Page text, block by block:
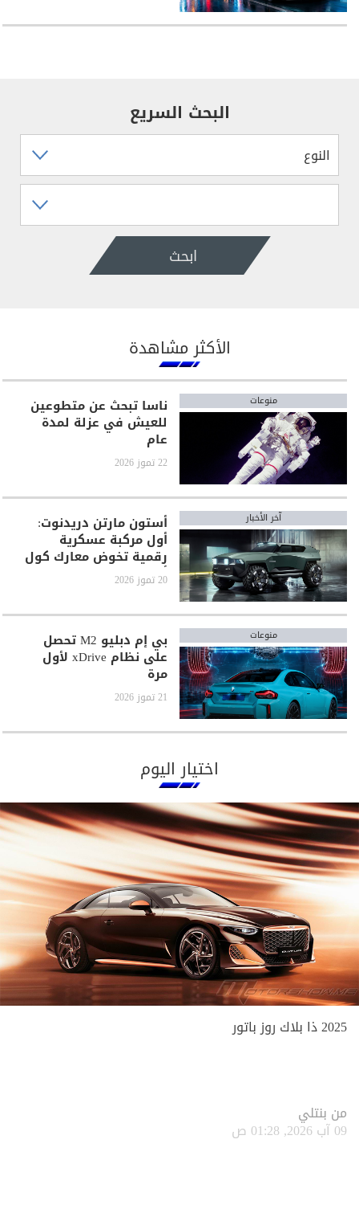
البحث السريع
ابحث
الأكثر مشاهدة
منوعات ناسا تبحث عن متطوعين
للعيش في عزلة لمدة
عام
22 تموز 2026
آخر الأخبار أستون مارتن دريدنوت:
أول مركبة عسكرية
رقمية تخوض معارك كول
أوف ديوتي
20 تموز 2026
منوعات بي إم دبليو M2 تحصل
على نظام xDrive لأول
مرة
21 تموز 2026
اختيار اليوم
2025 ذا بلاك روز باتور
من بنتلي
09 آب 2026, 01:28 ص